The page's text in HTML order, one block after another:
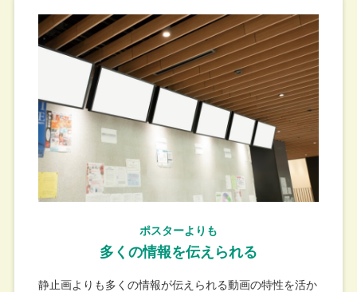
ポスターよりも
多くの情報を伝えられる
静止画よりも多くの情報が伝えられる動画の特性を活か